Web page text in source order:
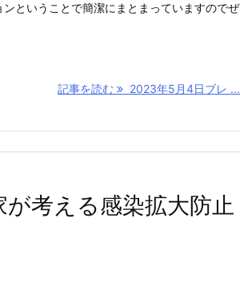
ということで簡潔にまとまっていますのでぜ
記事を読む 2023年5月4日ブレ ...
考える感染拡大防止